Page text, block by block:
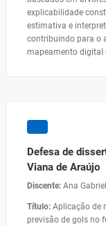
explicabilidade
estimativa e
contribuindo para o
mapeamento digital
Defesa de
Viana de Araújo
Discente: Ana
Título: Aplicação de
previsão de gols no